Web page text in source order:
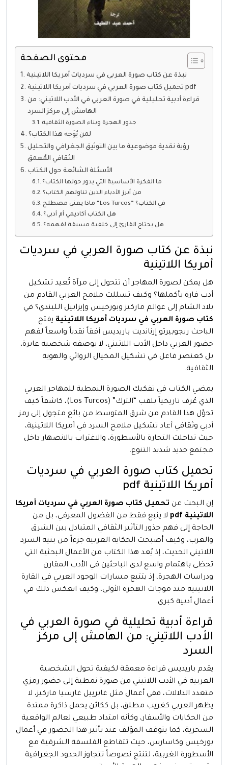
محتوى الصفحة
نبذة عن كتاب صورة العربي في سرديات أمريكا اللاتينية
تحميل كتاب صورة العربي في سرديات أمريكا اللاتينية pdf
قراءة أدبية تحليلية في صورة العربي في الأدب اللاتيني: من
الهامش إلى مركز السرد
جذور الهجرة وبناء الصورة الثقافية
لمن يُوَجه هذا الكتاب؟
رؤية نقدية موضوعية ما بين التوثيق الجغرافي والتحليل
الثقافي المُعمق
الأسئلة الشائعة حول الكتاب
ما الفكرة الأساسية التي يدور حولها الكتاب؟
من أبرز الأدباء الذين تناولهم الكتاب؟
ماذا يعني مصطلح “Los Turcos” في الكتاب؟
هل الكتاب أكاديمي أم أدبي؟
هل يحتاج القارئ إلى خلفية مسبقة لفهمه؟
نبذة عن كتاب صورة العربي في سرديات
أمريكا اللاتينية
هل يمكن لصورة المهاجر أن تتحول إلى مرآة تُعيد تشكيل
أدب قارة بأكملها؟ وكيف تسللت ملامح العربي القادم من
بلاد الشام إلى عوالم ماركيز وبورخيس وإيزابيل الليندي؟ في
كتاب صورة العربي في سرديات أمريكا اللاتينية يفتح
الباحث ريجوبيرتو إرنانديت باريديس أفقاً نقدياً واسعاً لفهم
حضور العربي داخل الأدب اللاتيني، لا بوصفه شخصية عابرة،
بل كعنصر فاعل في تشكيل المخيال الروائي والهوية
الثقافية.
يمضي الكتاب في تفكيك الصورة النمطية للمهاجر العربي
الذي عُرف تاريخياً بلقب “الترك” (Los Turcos)، كاشفاً كيف
تحوّل هذا القادم من شرق المتوسط من بائع متجول إلى رمز
أدبي وثقافي أعاد تشكيل ملامح السرد في أمريكا اللاتينية،
حيث تداخلت التجارة بالأسطورة، والاغتراب بالانصهار داخل
مجتمع جديد شديد التنوع.
تحميل كتاب صورة العربي في سرديات
أمريكا اللاتينية pdf
إن البحث عن تحميل كتاب صورة العربي في سرديات أمريكا
اللاتينية pdf
لا ينبع فقط من الفضول المعرفي، بل من
الحاجة إلى فهم جذور التأثير الثقافي المتبادل بين الشرق
والغرب، وكيف أصبحت الحكاية العربية جزءاً من بنية السرد
اللاتيني الحديث، إذ يُعد هذا الكتاب من الأعمال البحثية التي
تحظى باهتمام واسع لدى الباحثين في الأدب المقارن
ودراسات الهجرة، إذ يتتبع مسارات الوجود العربي في القارة
اللاتينية منذ موجات الهجرة الأولى، وكيف انعكس ذلك في
أعمال أدبية كبرى.
قراءة أدبية تحليلية في صورة العربي في
الأدب اللاتيني: من الهامش إلى مركز
السرد
يقدم باريديس قراءة معمقة لكيفية تحول الشخصية
العربية في الأدب اللاتيني من صورة نمطية إلى حضور رمزي
متعدد الدلالات، ففي أعمال مثل غابرييل غارسيا ماركيز، لا
يظهر العربي كغريب مطلق، بل ككائن يحمل ذاكرة ممتدة
من الحكايات والأسفار، وكأنه امتداد طبيعي لعالم الواقعية
السحرية، كما يتوقف المؤلف عند تأثير هذا الحضور في أعمال
بورخيس وكاسارس، حيث تتقاطع الفلسفة الشرقية مع
الأسطورة الغربية، لتنتج نصوصاً تتجاوز الحدود الجغرافية